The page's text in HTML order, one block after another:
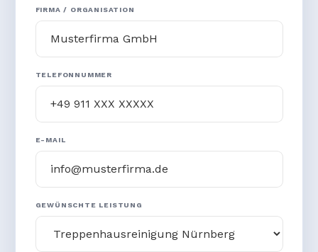
FIRMA / ORGANISATION
TELEFONNUMMER
E-MAIL
GEWÜNSCHTE LEISTUNG